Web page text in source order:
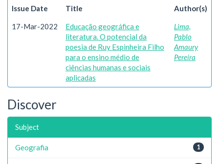
Issue Date Title Author(s)
17-Mar-2022
Educação geográfica e
literatura. O potencial da
poesia de Ruy Espinheira Filho
para o ensino médio de
ciências humanas e sociais
aplicadas
Lima,
Pablo
Amaury
Pereira
Discover
Subject
1
Geografia